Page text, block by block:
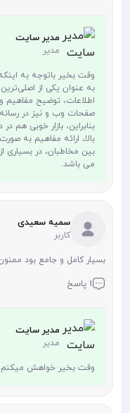
مدیر سایت
مدیر
وقت بخیر باتوجه به
به عنوان یکی از
اطلاعات، توضیح
صفحات وب و نیز در
بنابراین، بازار خوبی هم
بالا، ارائه مفاهیم به
بین مخاطبان، در بسیاری
می باشد.
سمیه سعیدی
کاربر
بسیار کامل و جامع بود
1 پاسخ
مدیر سایت
مدیر
وقت بخیر خواهش